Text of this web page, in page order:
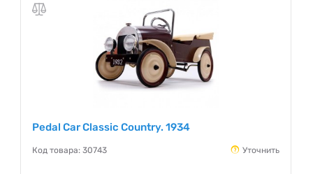
Pedal Car Classic Country. 1934
Код товара: 30743 Уточнить